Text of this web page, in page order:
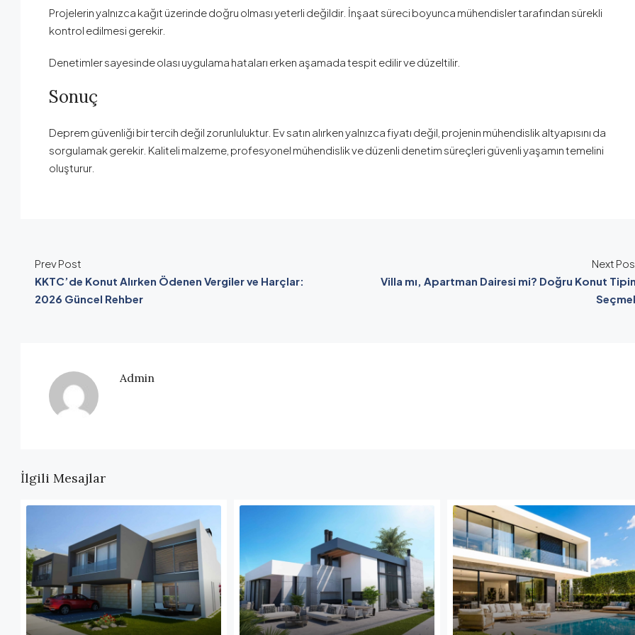
Projelerin yalnızca kağıt üzerinde doğru olması yeterli değildir. İnşaat süreci boyunca mühendisler tarafından sürekli
kontrol edilmesi gerekir.
Denetimler sayesinde olası uygulama hataları erken aşamada tespit edilir ve düzeltilir.
Sonuç
Deprem güvenliği bir tercih değil zorunluluktur. Ev satın alırken yalnızca fiyatı değil, projenin mühendislik altyapısını da
sorgulamak gerekir. Kaliteli malzeme, profesyonel mühendislik ve düzenli denetim süreçleri güvenli yaşamın temelini
oluşturur.
Prev Post
KKTC’de Konut Alırken Ödenen Vergiler ve Harçlar:
2026 Güncel Rehber
Next
Villa mı, Apartman Dairesi mi? Doğru Konut
Admin
İlgili Mesajlar